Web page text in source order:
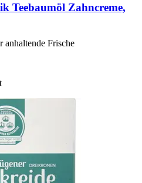
Teebaumöl Zahncreme,
Frische